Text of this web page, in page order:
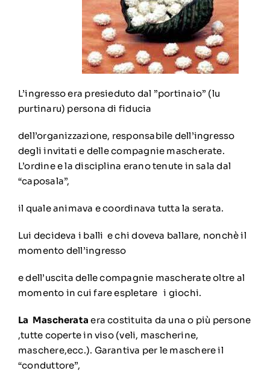
L’ingresso era presieduto dal ”portinaio” (lu
purtinaru) persona di fiducia
dell’organizzazione, responsabile dell’ingresso
degli invitati e delle compagnie mascherate.
L’ordine e la disciplina erano tenute in sala dal
“caposala”,
il quale animava e coordinava tutta la serata.
Lui decideva i balli e chi doveva ballare, nonchè il
momento dell’ingresso
e dell’uscita delle compagnie mascherate oltre al
momento in cui fare espletare i giochi.
La Mascherataera costituita da una o più persone
,tutte coperte in viso (veli, mascherine,
maschere,ecc.). Garantiva per le maschere il
“conduttore”,